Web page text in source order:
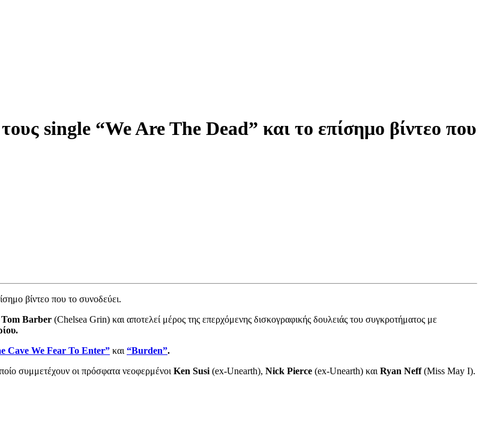
single “We Are The Dead” και το επίσημο βίντεο που
βίντεο που το συνοδεύει.
Tom Barber (Chelsea Grin) και αποτελεί μέρος της επερχόμενης δισκογραφικής δουλειάς του συγκροτήματος με
Cave We Fear To Enter” και“Burden”.
συμμετέχουν οι πρόσφατα νεοφερμένοιKen Susi(ex-Unearth), Nick Pierce (ex-Unearth) καιRyan Neff(Miss May I).